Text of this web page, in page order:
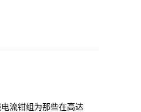
流钳组为那些在高达